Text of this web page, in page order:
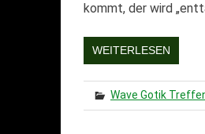
kommt, der wird
WEITERLESEN
Wave Gotik